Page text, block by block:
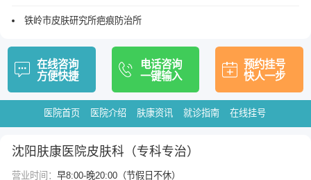
铁岭市皮肤研究所疤痕防治所
在线咨询
方便快捷
电话咨询
一键输入
预约挂号
快人一步
医院首页 医院介绍 肤康资讯 就诊指南 在线挂号
沈阳肤康医院皮肤科（专科专治）
营业时间： 早8:00-晚20:00（节假日不休）